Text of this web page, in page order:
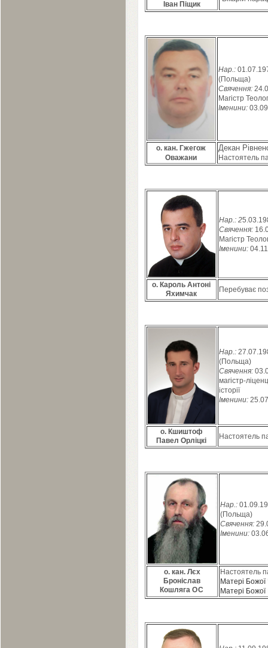
Іван Піщик
Нар.: 01.07.
(Польща)
Свячення: 24.
Магістр
Іменини: 03.09
о.кан. Гжегож
Оважани
Декан
Настоятель
Нар.: 25.03.
Свячення: 16.
Магістр
Іменини: 04.11
о. Кароль Антоні
Яхимчак
Перебуває
Нар.: 27.07.
(Польща)
Свячення: 03.
магістр-
історії
Іменини: 25.07
о. Кшиштоф
Павел Орліцкі
Настоятель
Нар.: 01.09.
(Польща)
Свячення: 29.
Іменини: 03.
о. кан. Лєх
Броніслав
Кошляга ОС
Настоятель
Матері Божої
Матері Божої